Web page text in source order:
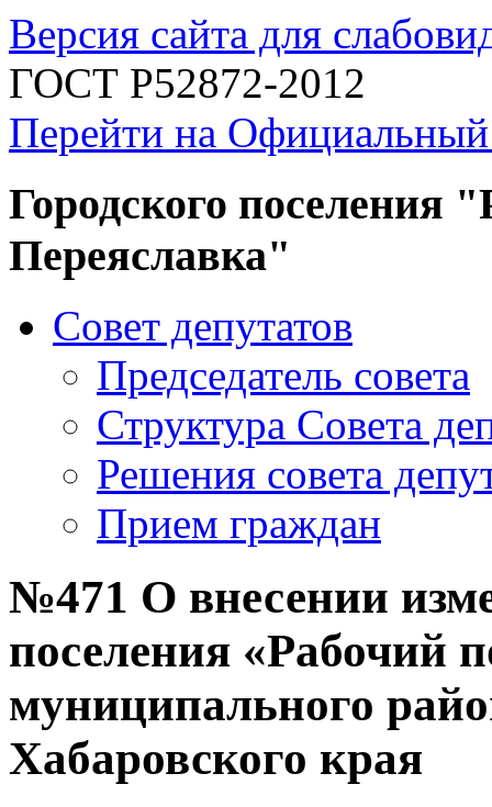
Версия сайта для
ГОСТ Р52872-2012
Перейти на
Городского поселения
Переяславка"
Совет депутатов
Председатель совета
Структура Совета
Решения совета
Прием граждан
№471 О внесении
поселения «Рабочий
муниципального
Хабаровского края